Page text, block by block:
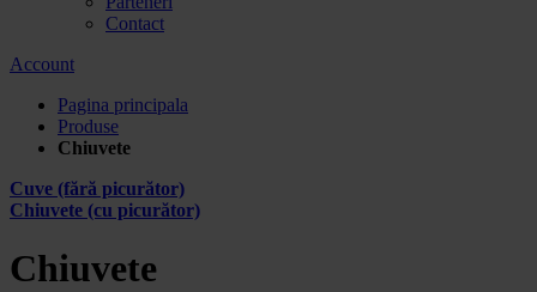
Contact
Account
Pagina principala
Produse
Chiuvete
Cuve (fără picurător)
Chiuvete (cu picurător)
Chiuvete